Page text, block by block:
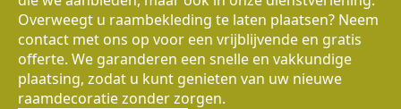
Overweegt u raambekleding te laten plaatsen? Neem
contact met ons op voor een vrijblijvende en gratis
offerte. We garanderen een snelle en vakkundige
plaatsing, zodat u kunt genieten van uw nieuwe
raamdecoratie zonder zorgen.